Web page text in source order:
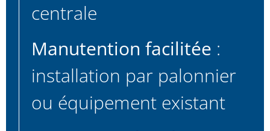
centrale
Manutention facilitée :
installation par palonnier
ou équipement existant